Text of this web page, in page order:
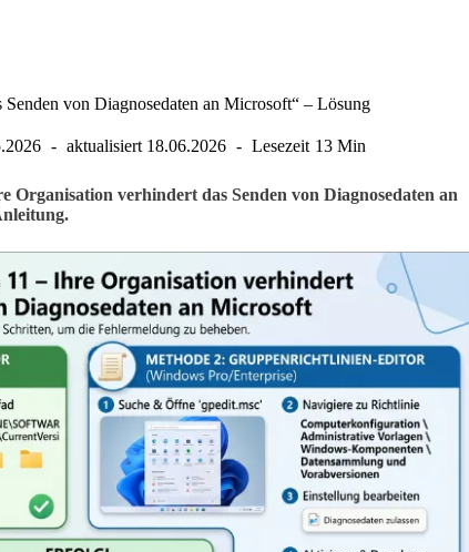
von Diagnosedaten an Microsoft“ – Lösung
aktualisiert 18.06.2026 Lesezeit 13 Min
Organisation verhindert das Senden von Diagnosedaten an